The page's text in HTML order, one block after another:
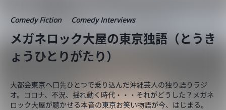
Comedy Fiction Comedy Interviews
メガネロック大屋の東京独語（とうき
ょうひとりがたり）
大都会東京へ口先ひとつで乗り込んだ沖縄芸人の独り語りラジ
オ。コロナ、不況、揺れ動く時代・・・それがどうした？メガネ
ロック大屋が聴かせる本音の東京お笑い物語が今、はじまる。